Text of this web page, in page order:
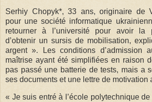
Serhiy Chopyk*, 33 ans, originaire de
pour une société informatique
retourner à l’université pour avoir la
d’obtenir un sursis de mobilisation,
argent ». Les conditions d’admission
maîtrise ayant été simplifiées en raison
pas passé une batterie de tests, mais a
ses documents et une lettre de motivation
« Je suis entré à l’école polytechnique